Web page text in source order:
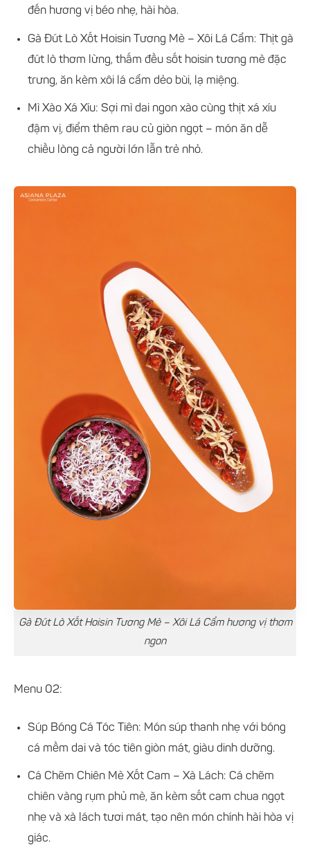
đến hương vị béo nhẹ, hài hòa.
Gà Đút Lò Xốt Hoisin Tương Mè – Xôi Lá Cẩm: Thịt gà
đút lò thơm lừng, thấm đều sốt hoisin tương mè đặc
trưng, ăn kèm xôi lá cẩm dẻo bùi, lạ miệng.
Mì Xào Xá Xíu: Sợi mì dai ngon xào cùng thịt xá xíu
đậm vị, điểm thêm rau củ giòn ngọt – món ăn dễ
chiều lòng cả người lớn lẫn trẻ nhỏ.
Gà Đút Lò Xốt Hoisin Tương Mè – Xôi Lá Cẩm hương vị thơm
ngon
Menu 02:
Súp Bóng Cá Tóc Tiên: Món súp thanh nhẹ với bóng
cá mềm dai và tóc tiên giòn mát, giàu dinh dưỡng.
Cá Chẽm Chiên Mè Xốt Cam – Xà Lách: Cá chẽm
chiên vàng rụm phủ mè, ăn kèm sốt cam chua ngọt
nhẹ và xà lách tươi mát, tạo nên món chính hài hòa vị
giác.